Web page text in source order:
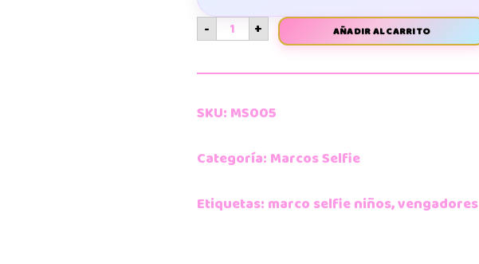
- + AÑADIR AL CARRITO
SKU: MS005
Categoría: Marcos Selfie
Etiquetas: marco selfie niños,vengadores